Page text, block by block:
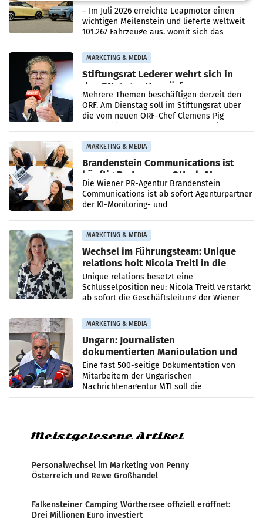
überschreitet die 100.000er-Marke
– Im Juli 2026 erreichte Leapmotor einen
wichtigen Meilenstein und lieferte weltweit
101.267 Fahrzeuge aus, womit sich das
Ergebnis gegenüber Juli 2025 mehr als
verdoppelte (+102
MARKETING & MEDIA
Stiftungsrat Lederer wehrt sich in
den SN gegen Vorwürfe
Mehrere Themen beschäftigen derzeit den
ORF. Am Dienstag soll im Stiftungsrat über
die vom neuen ORF-Chef Clemens Pig
MARKETING & MEDIA
Brandenstein Communications ist
künftig Partner von OtterlyAI
Die Wiener PR-Agentur Brandenstein
Communications ist ab sofort Agenturpartner
der KI-Monitoring- und
MARKETING & MEDIA
Wechsel im Führungsteam: Unique
relations holt Nicola Treitl in die
Geschäftsleitung
Unique relations besetzt eine
Schlüsselposition neu: Nicola Treitl verstärkt
ab sofort die Geschäftsleitung der Wiener
PR-Agentur an der Seite von Josef Kalina und
Anna Kalina-Mahr.
MARKETING & MEDIA
Ungarn: Journalisten
dokumentierten Manipulation und
Zensur
Eine fast 500-seitige Dokumentation von
Mitarbeitern der Ungarischen
Nachrichtenagentur MTI soll die
systematische Nachrichten-Manipulation und
Meistgelesene Artikel
Personalwechsel im Marketing von Penny
Österreich und Rewe Großhandel
Falkensteiner Camping Wörthersee offiziell eröffnet:
Drei Millionen Euro investiert